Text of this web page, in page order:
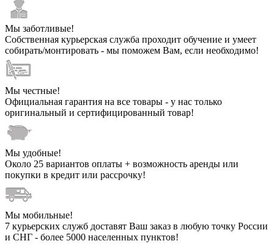
Мы заботливые!
Собственная курьерская служба проходит обучение и умеет
собирать/монтировать - мы поможем Вам, если необходимо!
Мы честные!
Официальная гарантия на все товары - у нас только
оригинальный и сертифицированный товар!
Мы удобные!
Около 25 вариантов оплаты + возможность аренды или
покупки в кредит или рассрочку!
Мы мобильные!
7 курьерских служб доставят Ваш заказ в любую точку России
и СНГ - более 5000 населенных пунктов!